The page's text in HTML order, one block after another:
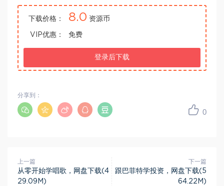
下载价格： 8.0 资源币
VIP优惠： 免费
登录后下载
0
分享到：
上一篇
从零开始学唱歌，网盘下载(4
29.09M)
下一篇
跟巴菲特学投资，网盘下载(5
64.22M)